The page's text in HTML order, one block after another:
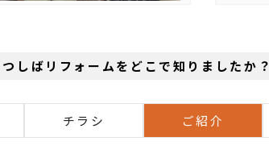
しばリフォームをどこで知りましたか？
チラシ ご紹介